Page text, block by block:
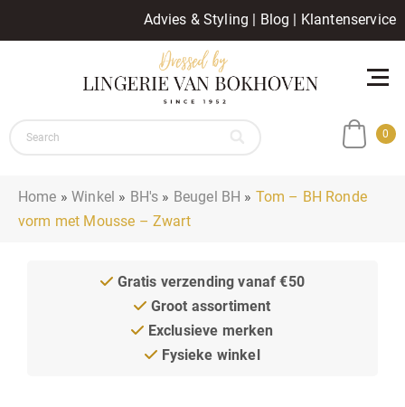
Advies & Styling | Blog | Klantenservice
0
Home »Winkel » BH's » Beugel BH » Tom – BH Ronde
vorm met Mousse – Zwart
Gratis verzending vanaf €50
Groot assortiment
Exclusieve merken
Fysieke winkel